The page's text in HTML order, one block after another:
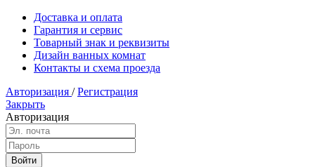
Доставка и оплата
Гарантия и сервис
Товарный знак и реквизиты
Дизайн ванных комнат
Контакты и схема проезда
Авторизация / Регистрация
Закрыть
Авторизация